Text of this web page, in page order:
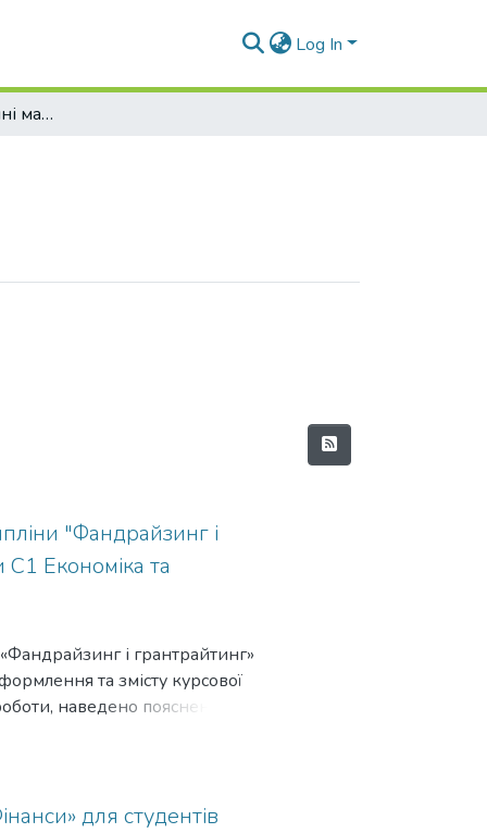
Log In
Навчально-методичні матеріали (КЕіП)
"Фандрайзинг і
С1 Економіка та
і грантрайтинг»
та змісту курсової
наведено пояснення до
супровідних
для студентів